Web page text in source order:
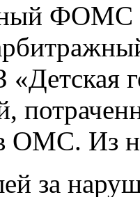
ФОМС
«Детская
ОМС. Из
за